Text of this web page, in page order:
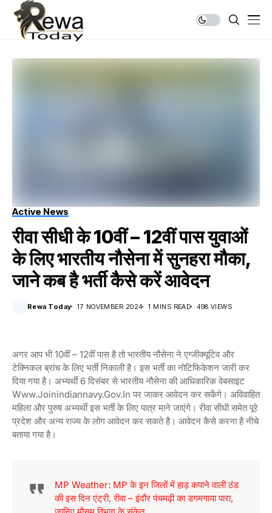
Active News
रीवा सीधी के 10वीं – 12वीं पास युवाओं
के लिए भारतीय नौसेना में सुनहरा मौका,
जाने कब है भर्ती कैसे करें आवेदन
Rewa Today 17 NOVEMBER 2024 1 MINS READ 498 VIEWS
अगर आप भी 10वीं – 12वीं पास है तो भारतीय नौसेना ने एग्जीक्यूटिव और
टेक्निकल ब्रांच के लिए भर्ती निकाली है। इस भर्ती का नोटिफिकेशन जारी कर
दिया गया है। अभ्यर्थी 6 दिसंबर से भारतीय नौसेना की आधिकारिक वेबसाइट
Www.joinindiannavy.gov.in पर जाकर आवेदन कर सकेंगे। अविवाहित
महिला और पुरुष अभ्यर्थी इस भर्ती के लिए पात्र माने जाएंगे। रीवा सीधी समेत पूरे
प्रदेश और अन्य राज्य के लोग आवेदन कर सकते है। आवेदन कैसे करना है नीचे
बताया गया है।
MP Weather: MP के इन जिलों में हाड़ कपाने वाली ठंड
की इस दिन एंट्री, रीवा – इंदौर पंचमढ़ी का डगमगाया पारा,